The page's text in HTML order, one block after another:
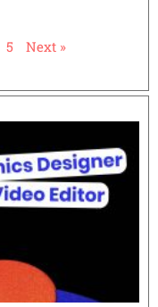
5 Next »